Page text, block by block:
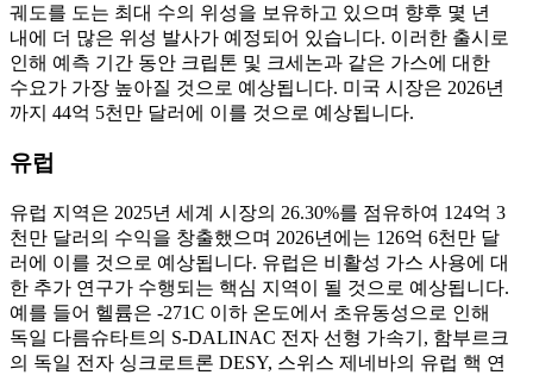
궤도를 도는 최대 수의 위성을 보유하고 있으며 향후 몇 년
내에 더 많은 위성 발사가 예정되어 있습니다. 이러한 출시로
인해 예측 기간 동안 크립톤 및 크세논과 같은 가스에 대한
수요가 가장 높아질 것으로 예상됩니다. 미국 시장은 2026년
까지 44억 5천만 달러에 이를 것으로 예상됩니다.
유럽
유럽 ​​지역은 2025년 세계 시장의 26.30%를 점유하여 124억 3
천만 달러의 수익을 창출했으며 2026년에는 126억 6천만 달
러에 이를 것으로 예상됩니다. 유럽은 비활성 가스 사용에 대
한 추가 연구가 수행되는 핵심 지역이 될 것으로 예상됩니다.
예를 들어 헬륨은 -271C 이하 온도에서 초유동성으로 인해
독일 다름슈타트의 S-DALINAC 전자 선형 가속기, 함부르크
의 독일 전자 싱크로트론 DESY, 스위스 제네바의 유럽 핵 연